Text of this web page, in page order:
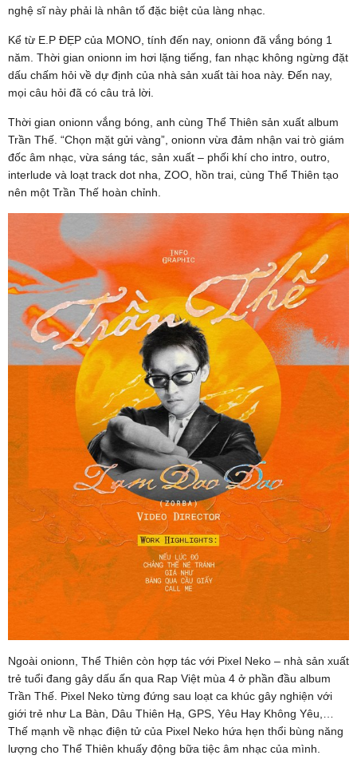
nghệ sĩ này phải là nhân tố đặc biệt của làng nhạc.
Kể từ E.P ĐẸP của MONO, tính đến nay, onionn đã vắng bóng 1
năm. Thời gian onionn im hơi lặng tiếng, fan nhạc không ngừng đặt
dấu chấm hỏi về dự định của nhà sản xuất tài hoa này. Đến nay,
mọi câu hỏi đã có câu trả lời.
Thời gian onionn vắng bóng, anh cùng Thể Thiên sản xuất album
Trần Thế. “Chọn mặt gửi vàng”, onionn vừa đảm nhận vai trò giám
đốc âm nhạc, vừa sáng tác, sản xuất – phối khí cho intro, outro,
interlude và loạt track dot nha, ZOO, hồn trai, cùng Thể Thiên tạo
nên một Trần Thế hoàn chỉnh.
Ngoài onionn, Thể Thiên còn hợp tác với Pixel Neko – nhà sản xuất
trẻ tuổi đang gây dấu ấn qua Rap Việt mùa 4 ở phần đầu album
Trần Thế. Pixel Neko từng đứng sau loạt ca khúc gây nghiện với
giới trẻ như La Bàn, Dâu Thiên Hạ, GPS, Yêu Hay Không Yêu,…
Thế mạnh về nhạc điện tử của Pixel Neko hứa hẹn thổi bùng năng
lượng cho Thể Thiên khuấy động bữa tiệc âm nhạc của mình.